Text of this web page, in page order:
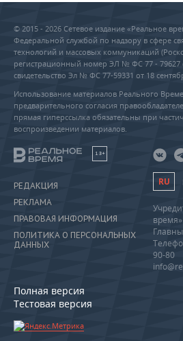
© 2015 - 2026 Сетевое издание «Реальное
Федеральной службой по надзору в сфере
технологий и массовых коммуникаций
регистрационный номер ЭЛ № ФС 77 - 79627
свидетельство Эл № ФС 77-59331 от 18
Использование материалов Реального
предварительного согласия
прямая гиперссылка обязательны при
воспроизведении материалов.
18+
РЕДАКЦИЯ
РЕКЛАМА
ПРАВОВАЯ ИНФОРМАЦИЯ
ПОЛИТИКА О ПЕРСОНАЛЬНЫХ
ДАННЫХ
Полная версия
Тестовая версия
RU
время»
90-80